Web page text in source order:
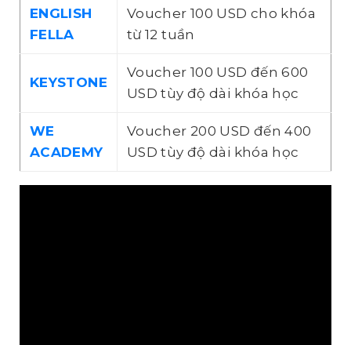
ENGLISH
FELLA
Voucher 100 USD cho khóa
từ 12 tuần
KEYSTONE
Voucher 100 USD đến 600
USD tùy độ dài khóa học
WE
ACADEMY
Voucher 200 USD đến 400
USD tùy độ dài khóa học